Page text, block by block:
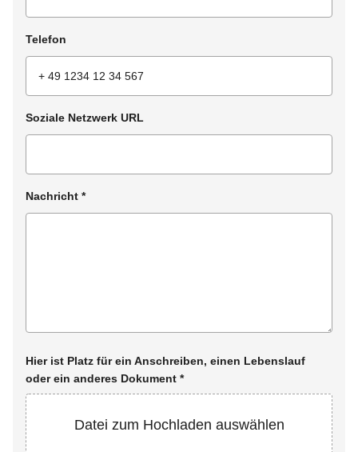
Telefon
Soziale Netzwerk URL
Nachricht *
Hier ist Platz für ein Anschreiben, einen Lebenslauf
oder ein anderes Dokument *
Datei zum Hochladen auswählen